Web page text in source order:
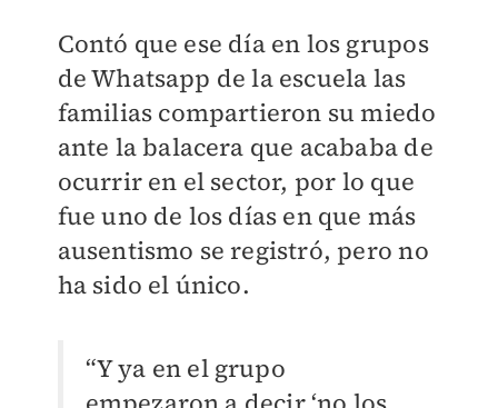
Contó que ese día en los grupos
de Whatsapp de la escuela las
familias compartieron su miedo
ante la balacera que acababa de
ocurrir en el sector, por lo que
fue uno de los días en que más
ausentismo se registró, pero no
ha sido el único.
“Y ya en el grupo